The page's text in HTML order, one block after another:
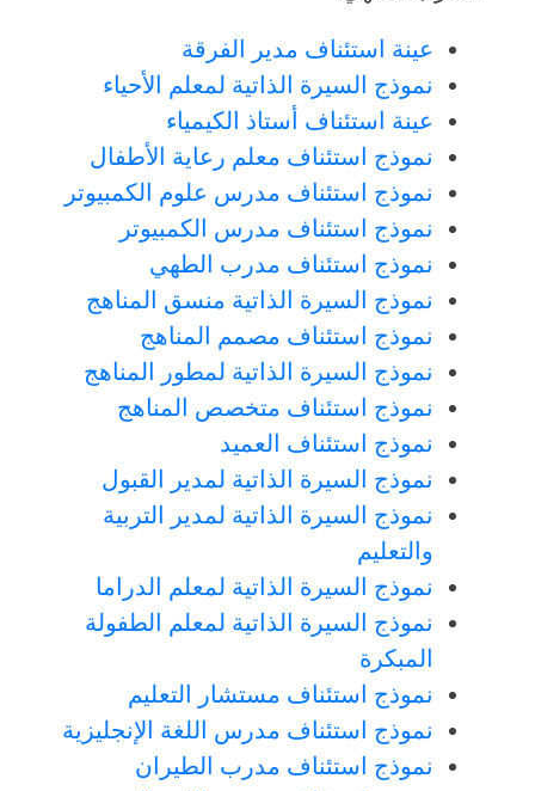
عينة استئناف مدير الفرقة
نموذج السيرة الذاتية لمعلم الأحياء
عينة استئناف أستاذ الكيمياء
نموذج استئناف معلم رعاية الأطفال
نموذج استئناف مدرس علوم الكمبيوتر
نموذج استئناف مدرس الكمبيوتر
نموذج استئناف مدرب الطهي
نموذج السيرة الذاتية منسق المناهج
نموذج استئناف مصمم المناهج
نموذج السيرة الذاتية لمطور المناهج
نموذج استئناف متخصص المناهج
نموذج استئناف العميد
نموذج السيرة الذاتية لمدير القبول
نموذج السيرة الذاتية لمدير التربية
والتعليم
نموذج السيرة الذاتية لمعلم الدراما
نموذج السيرة الذاتية لمعلم الطفولة
المبكرة
نموذج استئناف مستشار التعليم
نموذج استئناف مدرس اللغة الإنجليزية
نموذج استئناف مدرب الطيران